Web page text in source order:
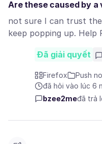
Are these caused by a
not sure I can trust
keep popping up. Help
Đã giải quyết
Firefox
Push
đã hỏi vào lúc 6
bzee2međã trả